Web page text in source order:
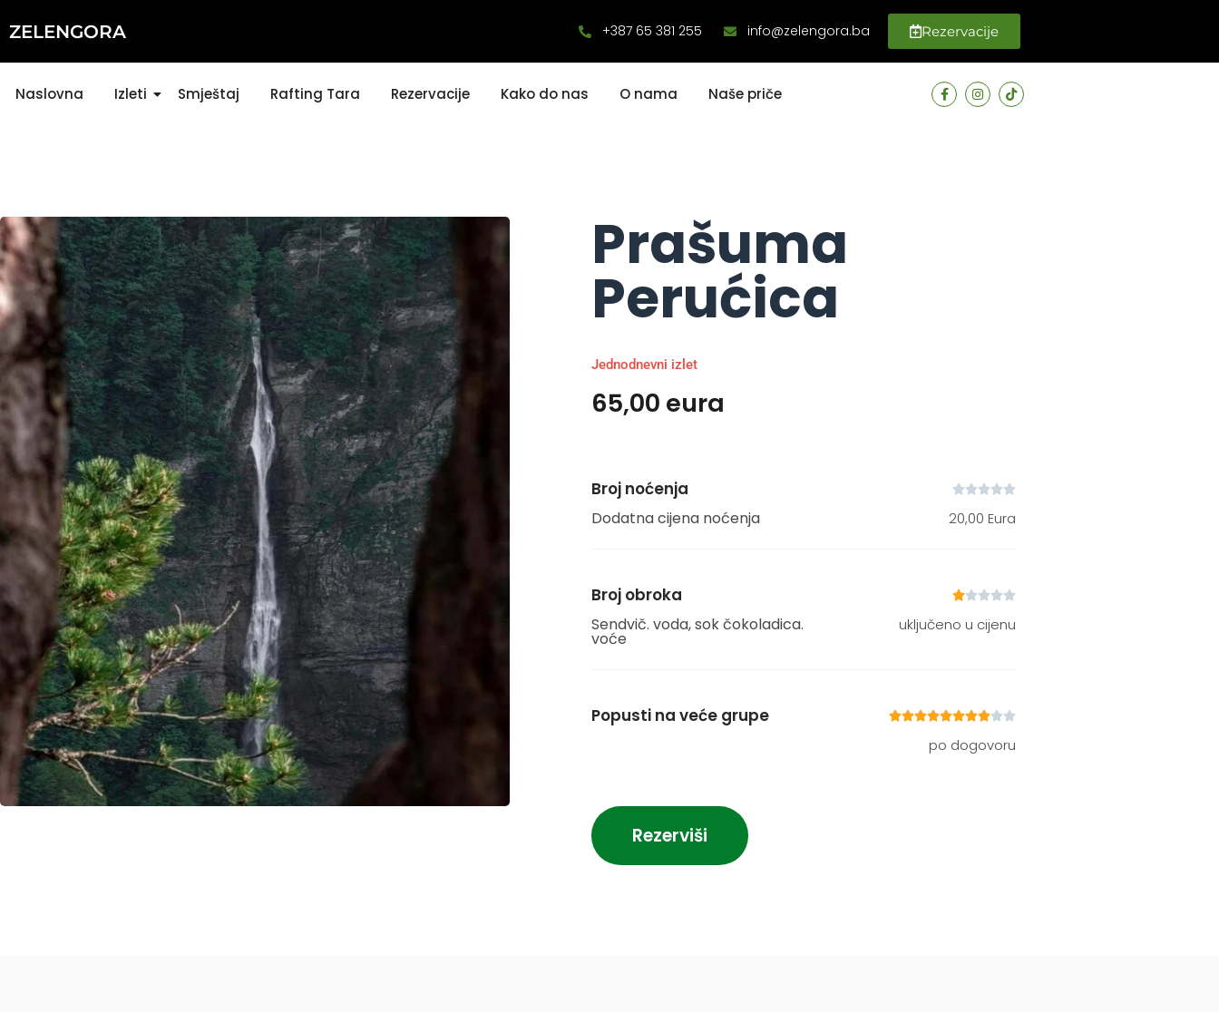
ZELENGORA +387 65 381 255 info@zelengora.ba Rezervacije
Naslovna Izleti Smještaj Rafting Tara Rezervacije Kako do nas O nama Naše priče
Prašuma
Perućica
Jednodnevni izlet
65,00 eura
Broj noćenja 
Dodatna cijena noćenja 20,00 Eura
Broj obroka 
Sendvič. voda, sok čokoladica.
voće
uključeno u cijenu
Popusti na veće grupe 
po dogovoru
Rezerviši